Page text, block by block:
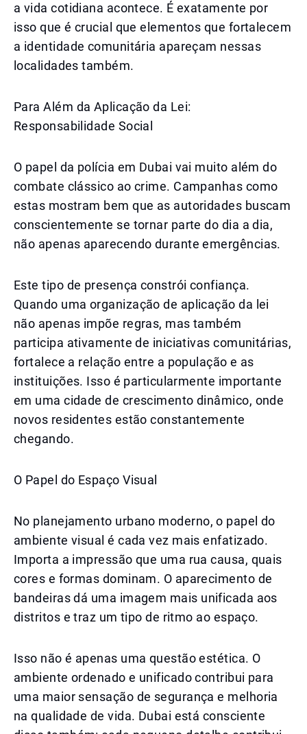
a vida cotidiana acontece. É exatamente por
isso que é crucial que elementos que fortalecem
a identidade comunitária apareçam nessas
localidades também.
Para Além da Aplicação da Lei:
Responsabilidade Social
O papel da polícia em Dubai vai muito além do
combate clássico ao crime. Campanhas como
estas mostram bem que as autoridades buscam
conscientemente se tornar parte do dia a dia,
não apenas aparecendo durante emergências.
Este tipo de presença constrói confiança.
Quando uma organização de aplicação da lei
não apenas impõe regras, mas também
participa ativamente de iniciativas comunitárias,
fortalece a relação entre a população e as
instituições. Isso é particularmente importante
em uma cidade de crescimento dinâmico, onde
novos residentes estão constantemente
chegando.
O Papel do Espaço Visual
No planejamento urbano moderno, o papel do
ambiente visual é cada vez mais enfatizado.
Importa a impressão que uma rua causa, quais
cores e formas dominam. O aparecimento de
bandeiras dá uma imagem mais unificada aos
distritos e traz um tipo de ritmo ao espaço.
Isso não é apenas uma questão estética. O
ambiente ordenado e unificado contribui para
uma maior sensação de segurança e melhoria
na qualidade de vida. Dubai está consciente